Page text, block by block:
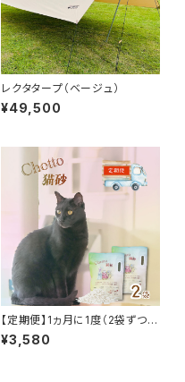
レクタタープ（ベージュ）
¥49,500
【定期便】1ヵ月に1度（2袋ずつ）
お届け！猫砂「Chotto」
¥3,580